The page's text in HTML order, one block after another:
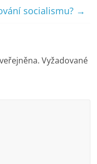
socialismu? →
Vyžadované